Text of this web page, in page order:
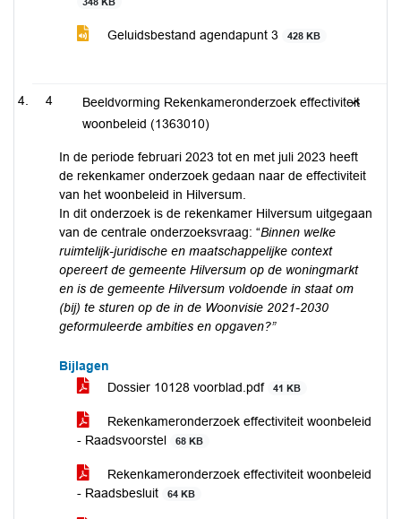
Geluidsbestand agendapunt 3 428 KB
4
Beeldvorming Rekenkameronderzoek effectiviteit
woonbeleid (1363010)
In de periode februari 2023 tot en met juli 2023 heeft
de rekenkamer onderzoek gedaan naar de effectiviteit
van het woonbeleid in Hilversum.
In dit onderzoek is de rekenkamer Hilversum uitgegaan
van de centrale onderzoeksvraag: “Binnen welke
ruimtelijk-juridische en maatschappelijke context
opereert de gemeente Hilversum op de woningmarkt
en is de gemeente Hilversum voldoende in staat om
(bij) te sturen op de in de Woonvisie 2021-2030
geformuleerde ambities en opgaven?”
Bijlagen
Dossier 10128 voorblad.pdf
41 KB
Rekenkameronderzoek effectiviteit woonbeleid
- Raadsvoorstel
68 KB
Rekenkameronderzoek effectiviteit woonbeleid
- Raadsbesluit
64 KB